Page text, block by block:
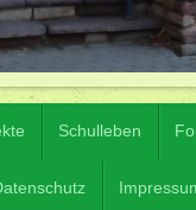
Schulleben